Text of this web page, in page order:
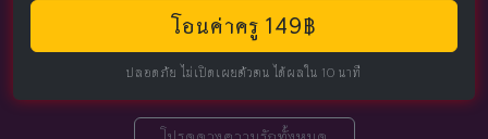
โอนค่าครู 149฿
ปลอดภัย ไม่เปิดเผยตัวตน ได้ผลใน 10 นาที